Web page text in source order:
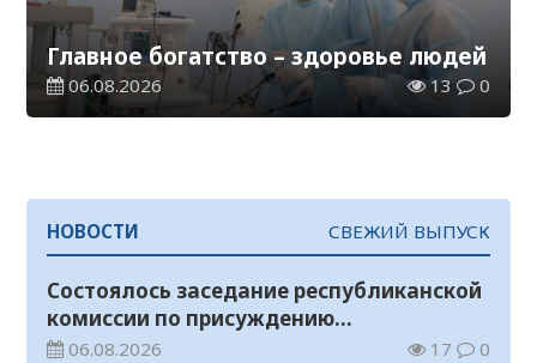
Главное богатство – здоровье людей
06.08.2026 13 0
НОВОСТИ СВЕЖИЙ ВЫПУСК
Состоялось заседание республиканской
комиссии по присуждению
образовательных грантов
06.08.2026 17 0